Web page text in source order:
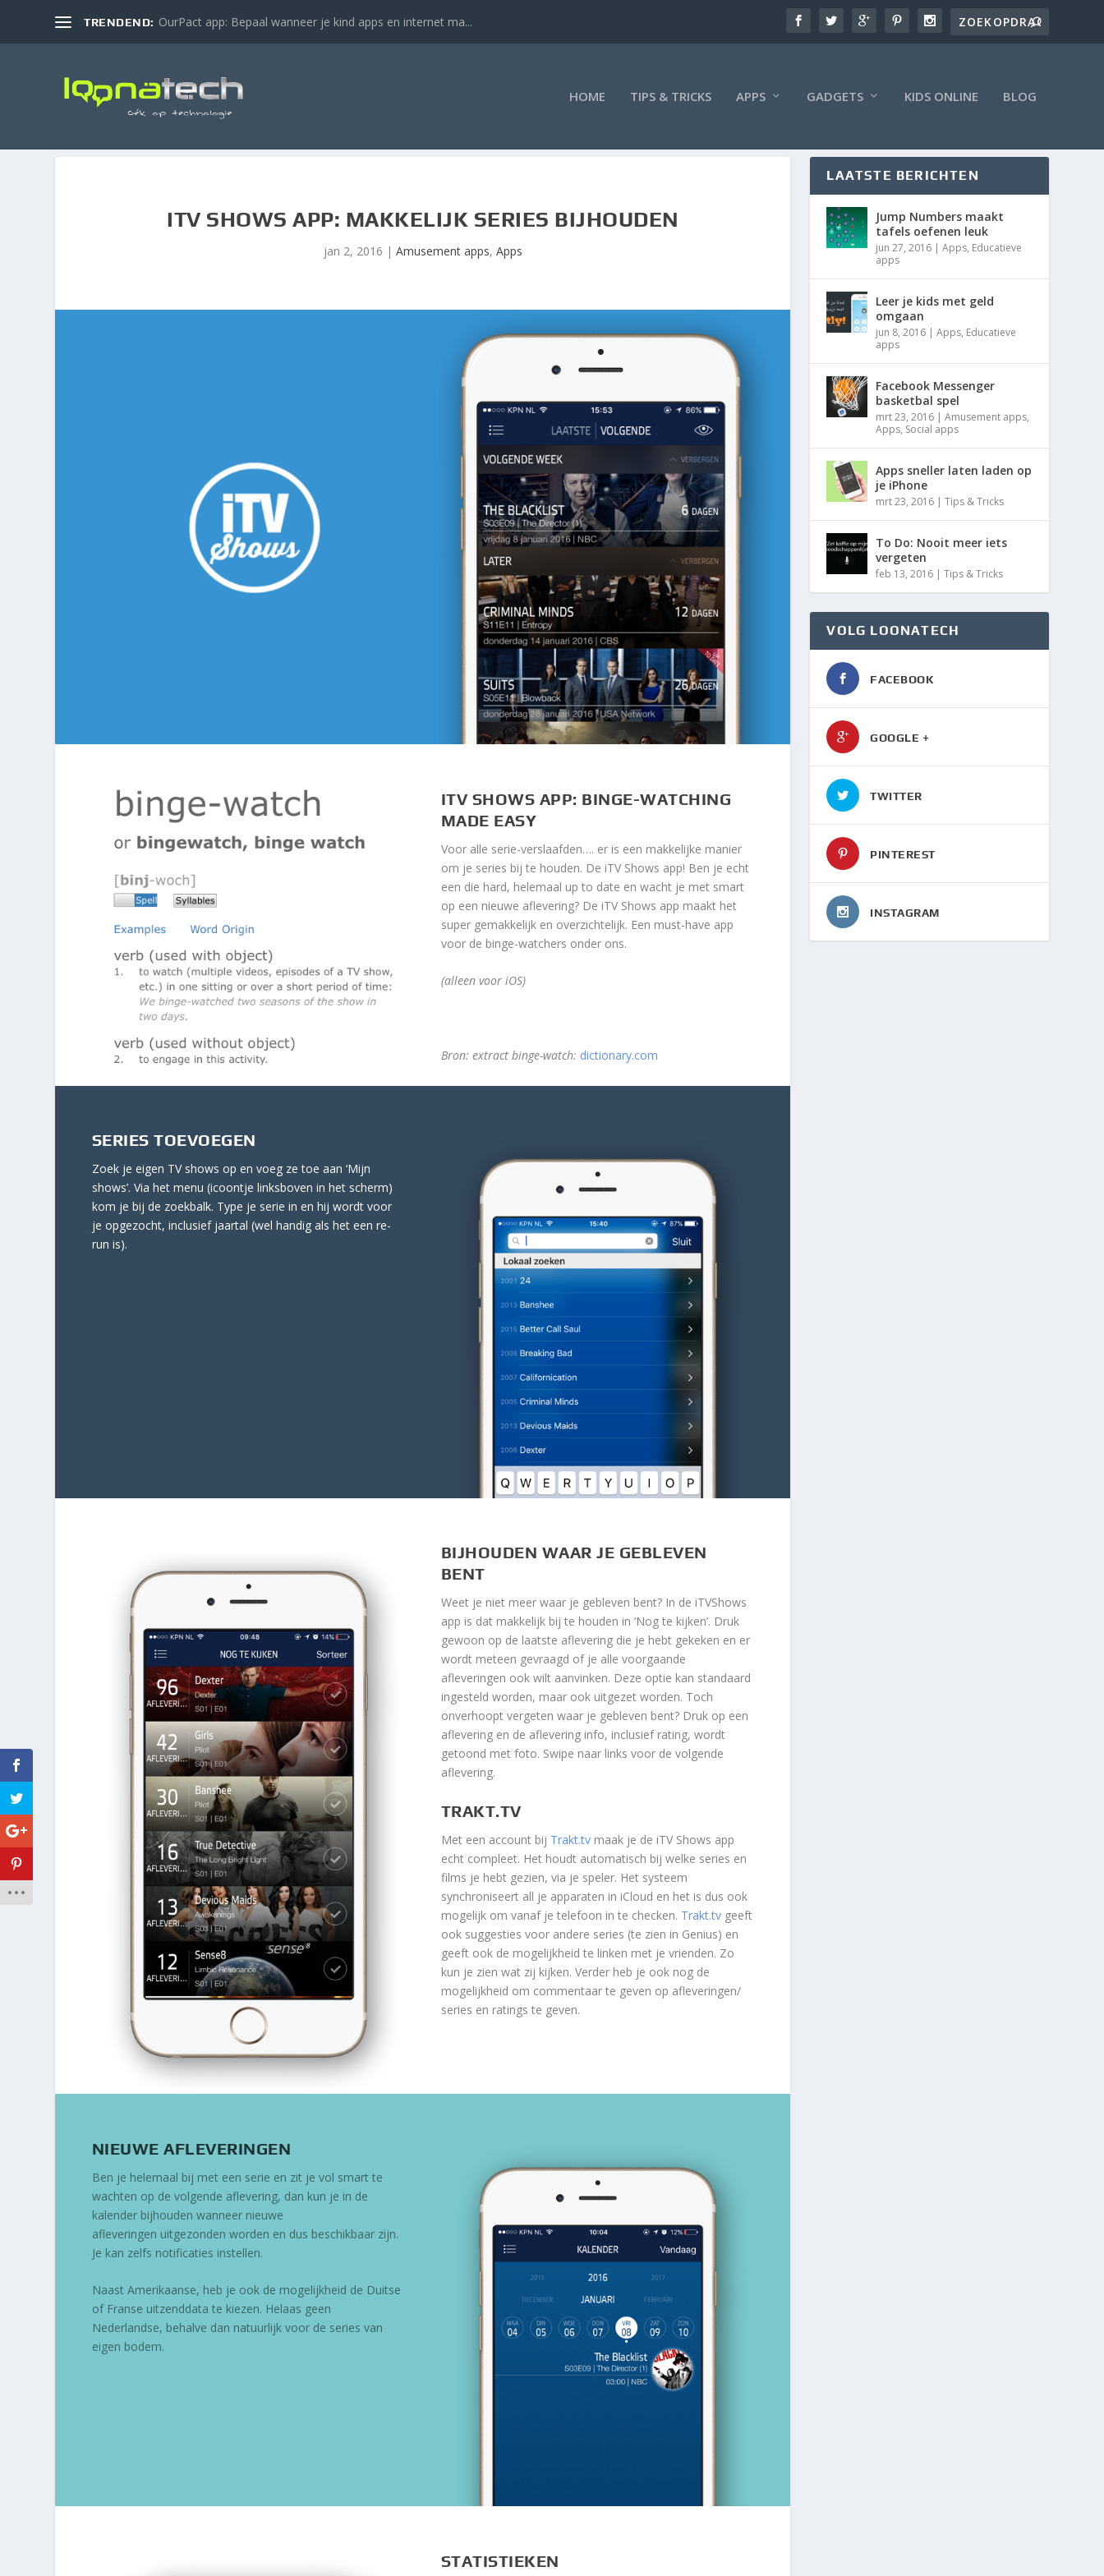
TRENDEND: OurPact app: Bepaal wanneer je kind apps en internet ma...
HOME TIPS & TRICKS APPS GADGETS KIDS ONLINE BLOG
ITV SHOWS APP: MAKKELIJK SERIES BIJHOUDEN
jan 2, 2016 | Amusement apps, Apps
ITV SHOWS APP: BINGE-WATCHING
MADE EASY
Voor alle serie-verslaafden…. er is een makkelijke manier
om je series bij te houden. De iTV Shows app! Ben je echt
een die hard, helemaal up to date en wacht je met smart
op een nieuwe aflevering? De iTV Shows app maakt het
super gemakkelijk en overzichtelijk. Een must-have app
voor de binge-watchers onder ons.
(alleen voor iOS)
Bron: extract binge-watch: dictionary.com
SERIES TOEVOEGEN
Zoek je eigen TV shows op en voeg ze toe aan ‘Mijn
shows’. Via het menu (icoontje linksboven in het scherm)
kom je bij de zoekbalk. Type je serie in en hij wordt voor
je opgezocht, inclusief jaartal (wel handig als het een re-
run is).
BIJHOUDEN WAAR JE GEBLEVEN
BENT
Weet je niet meer waar je gebleven bent? In de iTVShows
app is dat makkelijk bij te houden in ‘Nog te kijken’. Druk
gewoon op de laatste aflevering die je hebt gekeken en er
wordt meteen gevraagd of je alle voorgaande
afleveringen ook wilt aanvinken. Deze optie kan standaard
ingesteld worden, maar ook uitgezet worden. Toch
onverhoopt vergeten waar je gebleven bent? Druk op een
aflevering en de aflevering info, inclusief rating, wordt
getoond met foto. Swipe naar links voor de volgende
aflevering.
TRAKT.TV
Met een account bij Trakt.tvmaak je de iTV Shows app
echt compleet. Het houdt automatisch bij welke series en
films je hebt gezien, via je speler. Het systeem
synchroniseert all je apparaten in iCloud en het is dus ook
mogelijk om vanaf je telefoon in te checken. Trakt.tvgeeft
ook suggesties voor andere series (te zien in Genius) en
geeft ook de mogelijkheid te linken met je vrienden. Zo
kun je zien wat zij kijken. Verder heb je ook nog de
mogelijkheid om commentaar te geven op afleveringen/
series en ratings te geven.
NIEUWE AFLEVERINGEN
Ben je helemaal bij met een serie en zit je vol smart te
wachten op de volgende aflevering, dan kun je in de
kalender bijhouden wanneer nieuwe
afleveringen uitgezonden worden en dus beschikbaar zijn.
Je kan zelfs notificaties instellen.
Naast Amerikaanse, heb je ook de mogelijkheid de Duitse
of Franse uitzenddata te kiezen. Helaas geen
Nederlandse, behalve dan natuurlijk voor de series van
eigen bodem.
STATISTIEKEN
LAATSTE BERICHTEN
Jump Numbers maakt
tafels oefenen leuk
jun 27, 2016 |Apps, Educatieve
apps
Leer je kids met geld
omgaan
jun 8, 2016 |Apps, Educatieve
apps
Facebook Messenger
basketbal spel
mrt 23, 2016 |Amusement apps,
Apps, Social apps
Apps sneller laten laden op
je iPhone
mrt 23, 2016 |Tips & Tricks
To Do: Nooit meer iets
vergeten
feb 13, 2016 |Tips & Tricks
VOLG LOONATECH
FACEBOOK
GOOGLE +
TWITTER
PINTEREST
INSTAGRAM